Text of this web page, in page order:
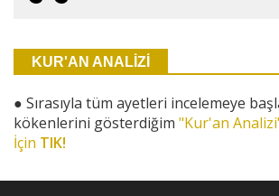
KUR'AN ANALİZİ
● Sırasıyla tüm ayetleri incelemeye
kökenlerini gösterdiğim "Kur'an
İçin TIK!